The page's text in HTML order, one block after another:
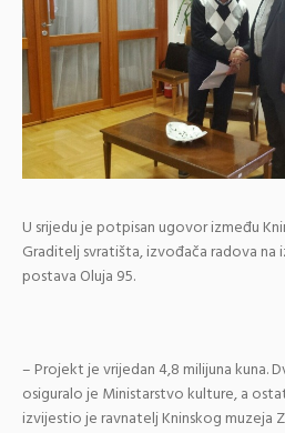
U srijedu je potpisan ugovor između
Graditelj svratišta, izvođača radova na
postava Oluja 95.
– Projekt je vrijedan 4,8 milijuna kuna.
osiguralo je Ministarstvo kulture, a
izvijestio je ravnatelj Kninskog muzeja